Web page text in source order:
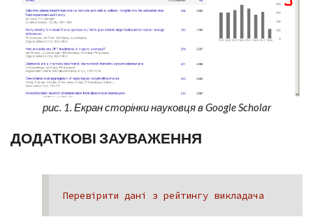
рис. 1. Екран сторінки науковця в Google Scholar
ДОДАТКОВІ ЗАУВАЖЕННЯ
Перевірити дані з рейтингу викладача